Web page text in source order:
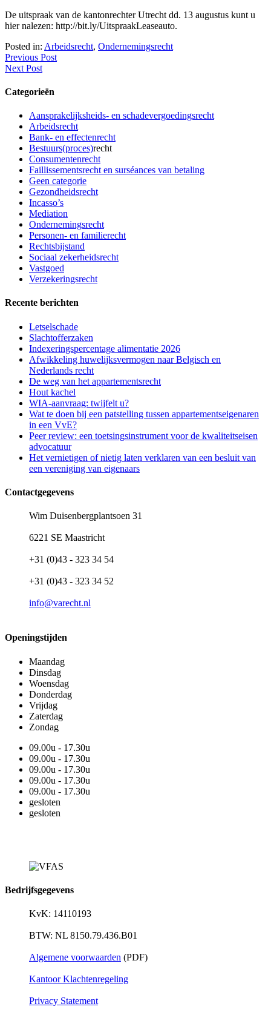
De uitspraak van de kantonrechter Utrecht dd. 13 augustus kunt u
hier nalezen: http://bit.ly/UitspraakLeaseauto.
Posted in: Arbeidsrecht, Ondernemingsrecht
Previous Post
Next Post
Categorieën
Aansprakelijksheids- en schadevergoedingsrecht
Arbeidsrecht
Bank- en effectenrecht
Bestuurs(proces)recht
Consumentenrecht
Faillissementsrecht en surséances van betaling
Geen categorie
Gezondheidsrecht
Incasso’s
Mediation
Ondernemingsrecht
Personen- en familierecht
Rechtsbijstand
Sociaal zekerheidsrecht
Vastgoed
Verzekeringsrecht
Recente berichten
Letselschade
Slachtofferzaken
Indexeringspercentage alimentatie 2026
Afwikkeling huwelijksvermogen naar Belgisch en
Nederlands recht
De weg van het appartementsrecht
Hout kachel
WIA-aanvraag: twijfelt u?
Wat te doen bij een patstelling tussen appartementseigenaren
in een VvE?
Peer review: een toetsingsinstrument voor de kwaliteitseisen
advocatuur
Het vernietigen of nietig laten verklaren van een besluit van
een vereniging van eigenaars
Contactgegevens
Wim Duisenbergplantsoen 31
6221 SE Maastricht
+31 (0)43 - 323 34 54
+31 (0)43 - 323 34 52
info@varecht.nl
Openingstijden
Maandag
Dinsdag
Woensdag
Donderdag
Vrijdag
Zaterdag
Zondag
09.00u - 17.30u
09.00u - 17.30u
09.00u - 17.30u
09.00u - 17.30u
09.00u - 17.30u
gesloten
gesloten
Bedrijfsgegevens
KvK: 14110193
BTW: NL 8150.79.436.B01
Algemene voorwaarden (PDF)
Kantoor Klachtenregeling
Privacy Statement